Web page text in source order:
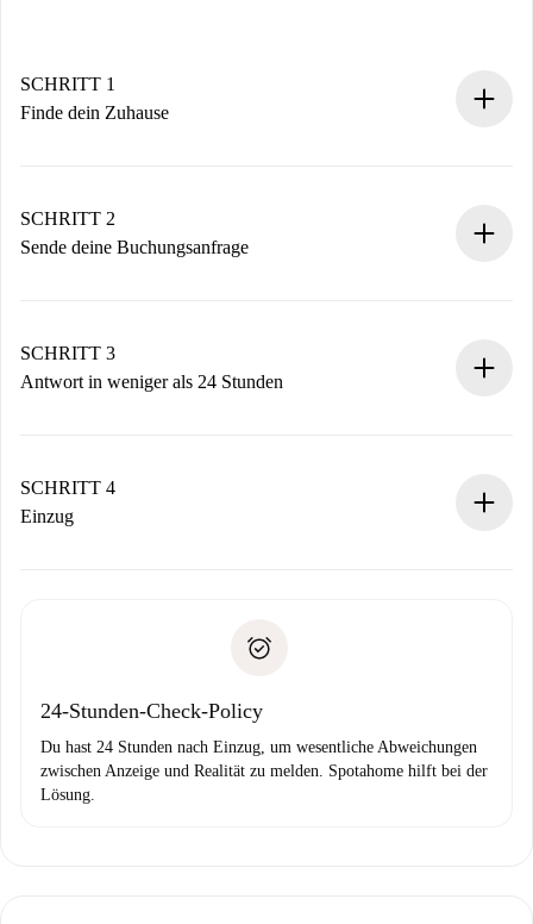
SCHRITT 1
Finde dein Zuhause
Du erhältst alle notwendigen Informationen im Voraus.
SCHRITT 2
Sende deine Buchungsanfrage
Denk daran, dass wir dich erst belasten, wenn der
Vermieter zustimmt.
SCHRITT 3
Antwort in weniger als 24 Stunden
stellen den Kontakt her.
Wenn der Vermieter ablehnen muss, entstehen keine
SCHRITT 4
Einzug
24-Stunden-Check-Policy
Du hast 24 Stunden nach Einzug, um wesentliche Abweichungen
zwischen Anzeige und Realität zu melden. Spotahome hilft bei der
Lösung.